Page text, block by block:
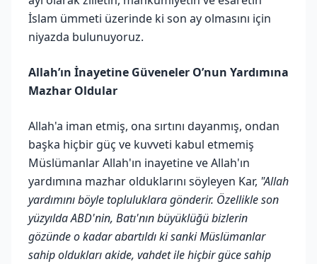
İslam ümmeti üzerinde ki son ay olmasını için
niyazda bulunuyoruz.
Allah’ın İnayetine Güveneler O’nun Yardımına
Mazhar Oldular
Allah'a iman etmiş, ona sırtını dayanmış, ondan
başka hiçbir güç ve kuvveti kabul etmemiş
Müslümanlar Allah'ın inayetine ve Allah'ın
yardımına mazhar olduklarını söyleyen Kar, "Allah
yardımını böyle topluluklara gönderir. Özellikle son
yüzyılda ABD'nin, Batı'nın büyüklüğü bizlerin
gözünde o kadar abartıldı ki sanki Müslümanlar
sahip oldukları akide, vahdet ile hiçbir güce sahip